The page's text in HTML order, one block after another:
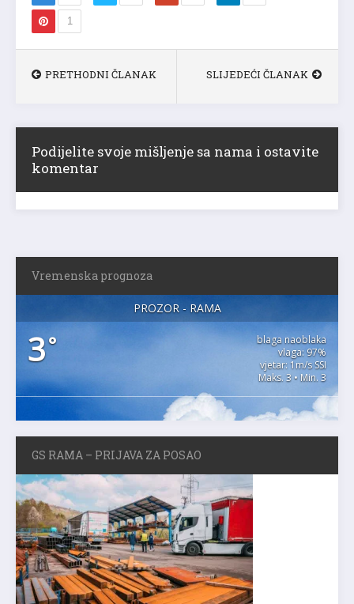
1
PRETHODNI ČLANAK SLIJEDEĆI ČLANAK
Podijelite svoje mišljenje sa nama i ostavite
komentar
Vremenska prognoza
PROZOR - RAMA
3°
blaga naoblaka
vlaga: 97%
vjetar: 1m/s SSI
Maks. 3 • Min. 3
GS RAMA – PRIJAVA ZA POSAO